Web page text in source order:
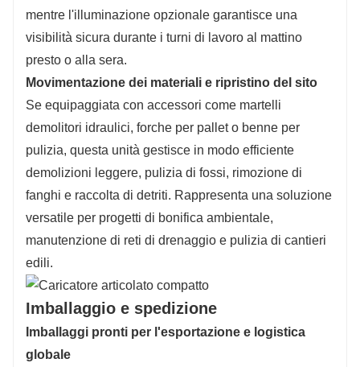
mentre l'illuminazione opzionale garantisce una
visibilità sicura durante i turni di lavoro al mattino
presto o alla sera.
Movimentazione dei materiali e ripristino del sito
Se equipaggiata con accessori come martelli
demolitori idraulici, forche per pallet o benne per
pulizia, questa unità gestisce in modo efficiente
demolizioni leggere, pulizia di fossi, rimozione di
fanghi e raccolta di detriti. Rappresenta una soluzione
versatile per progetti di bonifica ambientale,
manutenzione di reti di drenaggio e pulizia di cantieri
edili.
Imballaggio e spedizione
Imballaggi pronti per l'esportazione e logistica
globale